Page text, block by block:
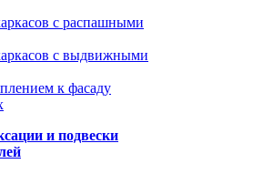
с распашными
с выдвижными
к фасаду
и подвески